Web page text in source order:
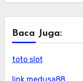
Baca Juga:
toto slot